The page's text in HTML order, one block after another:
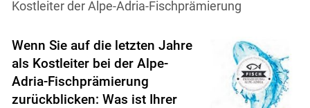
Kostleiter der Alpe-Adria-­Fischprämierung
Wenn Sie auf die letzten Jahre
als Kostleiter bei der Alpe-
Adria-Fischprämierung
zurückblicken: Was ist Ihrer